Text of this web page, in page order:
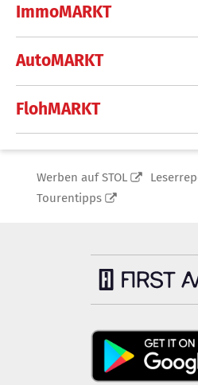
ImmoMARKT
AutoMARKT
FlohMARKT
Werben auf STOL
Tourentipps